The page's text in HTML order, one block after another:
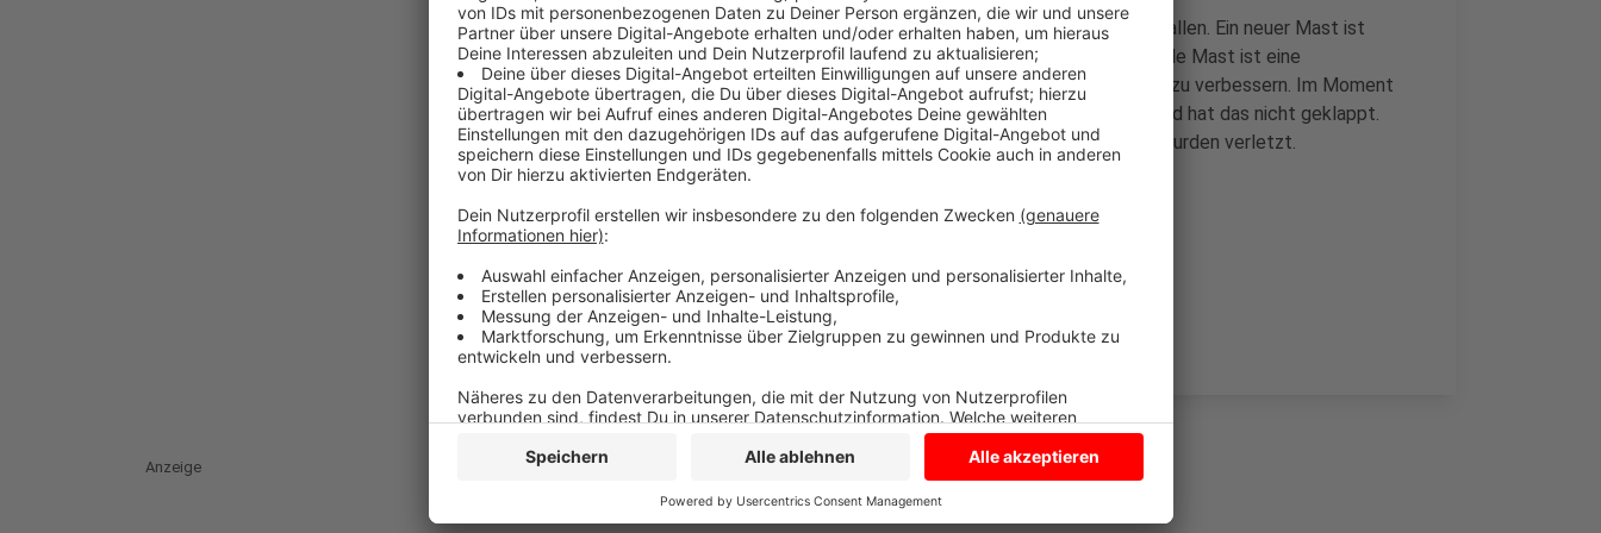
Seit einem Unfall ist ein Mast hier zerstört und die Ampel ausgefallen. Ein neuer Mast ist
bestellt, kommt aber erst in der kommenden Woche an. Der mobile Mast ist eine
Übergangslösung, um die Sicherheit hier schnellstmöglich wieder zu verbessern. Im Moment
müssen Autofahrer hier auf die Verkehrszeichen achten. Am Abend hat das nicht geklappt.
Zwei Autos stießen an der Kreuzung zusammen. Vier Menschen wurden verletzt.
Anzeige
Anzeige